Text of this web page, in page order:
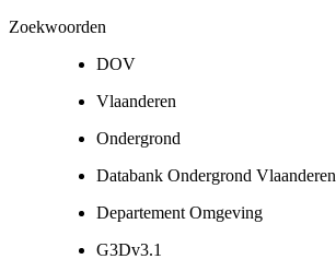
Zoekwoorden
DOV
Vlaanderen
Ondergrond
Databank Ondergrond Vlaanderen
Departement Omgeving
G3Dv3.1